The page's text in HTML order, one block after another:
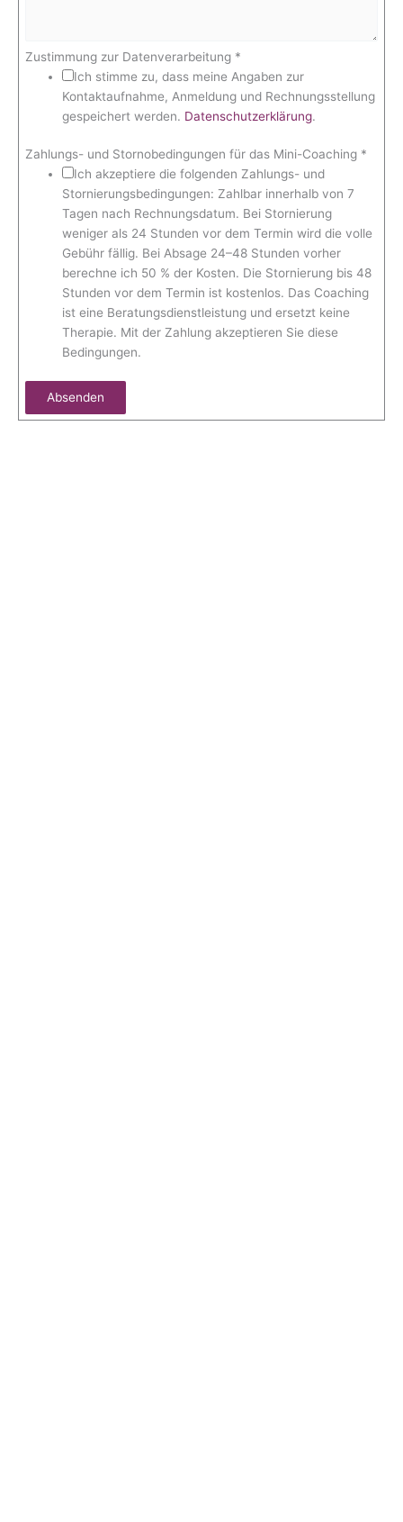
F
Zustimmung zur Datenverarbeitung *
Ich stimme zu, dass meine Angaben zur
Kontaktaufnahme, Anmeldung und Rechnungsstellung
gespeichert werden. Datenschutzerklärung.
Zahlungs- und Stornobedingungen für das Mini-Coaching *
Ich akzeptiere die folgenden Zahlungs- und
Stornierungsbedingungen: Zahlbar innerhalb von 7
Tagen nach Rechnungsdatum. Bei Stornierung
weniger als 24 Stunden vor dem Termin wird die volle
Gebühr fällig. Bei Absage 24–48 Stunden vorher
berechne ich 50 % der Kosten. Die Stornierung bis 48
Stunden vor dem Termin ist kostenlos. Das Coaching
ist eine Beratungsdienstleistung und ersetzt keine
Therapie. Mit der Zahlung akzeptieren Sie diese
Bedingungen.
Absenden